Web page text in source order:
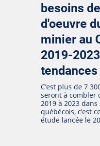
besoins
d'oeuvre
minier au
2019-
C’est plus de 7
seront à combler
2019 à 2023
québécois, c’est
étude lancée le